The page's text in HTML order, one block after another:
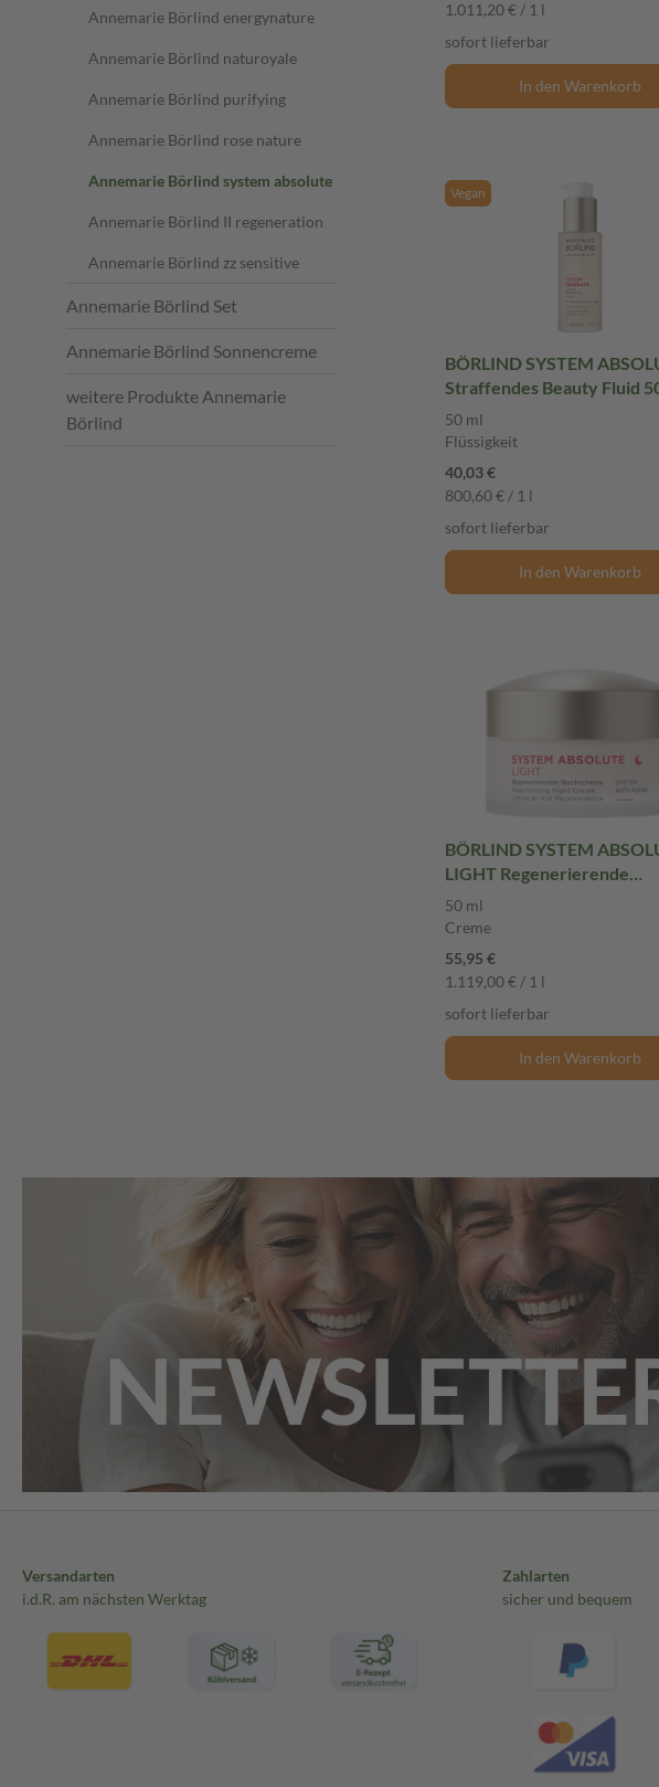
Annemarie Börlind energynature
Annemarie Börlind naturoyale
Annemarie Börlind purifying
Annemarie Börlind rose nature
Annemarie Börlind system absolute
Annemarie Börlind II regeneration
Annemarie Börlind zz sensitive
Annemarie Börlind Set
Annemarie Börlind Sonnencreme
weitere Produkte Annemarie
Börlind
1.011,20 € / 1 l
sofort lieferbar
In den Warenkorb
Vegan
BÖRLIND SYSTEM
Straffendes Beauty Fluid
Flüssigkeit
50 ml
Flüssigkeit
40,03 €
800,60 € / 1 l
sofort lieferbar
In den Warenkorb
BÖRLIND SYSTEM
LIGHT Regenerierende
50 ml
Creme
55,95 €
1.119,00 € / 1 l
sofort lieferbar
In den Warenkorb
Versandarten
i.d.R. am nächsten Werktag
Zahlarten
sicher und bequem